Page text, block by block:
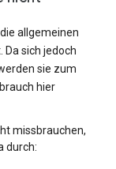
allgemeinen
sich jedoch
sie zum
hier
missbrauchen,
durch: